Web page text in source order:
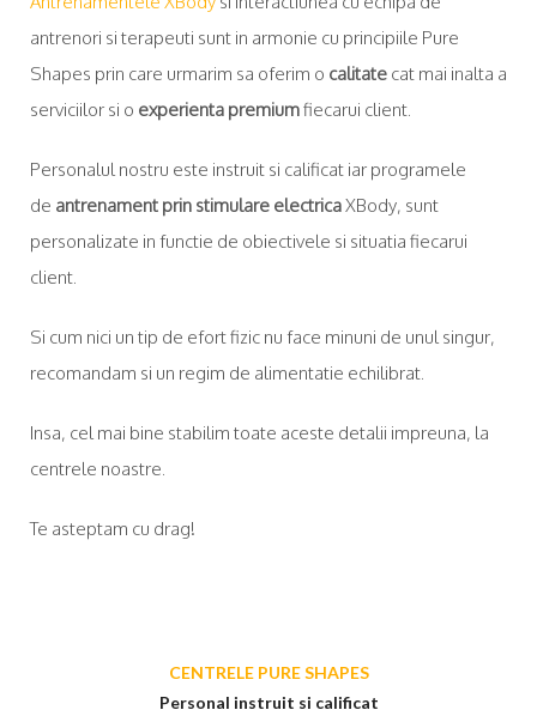
antrenori si terapeuti sunt in armonie cu principiile Pure
Shapes prin care urmarim sa oferim o calitate cat mai inalta a
serviciilor si o experienta premiumfiecarui client.
Personalul nostru este instruit si calificat iar programele
de antrenament prin stimulare electricaXBody, sunt
personalizate in functie de obiectivele si situatia fiecarui
client.
Si cum nici un tip de efort fizic nu face minuni de unul singur,
recomandam si un regim de alimentatie echilibrat.
Insa, cel mai bine stabilim toate aceste detalii impreuna, la
centrele noastre.
Te asteptam cu drag!
CENTRELE PURE SHAPES
Personal instruit si calificat